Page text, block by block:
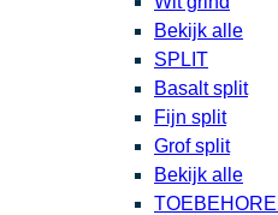
Bekijk alle
SPLIT
Basalt split
Fijn split
Grof split
Bekijk alle